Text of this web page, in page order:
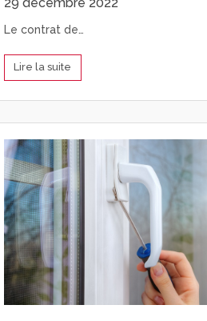
Le contrat de…
Lire la suite